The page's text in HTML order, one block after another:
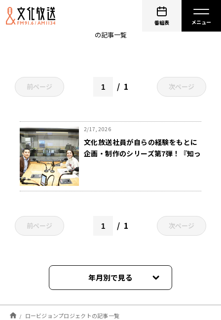
番組表
ロービジョンプロジェクト
の記事一覧
前ページ 1 次ページ
2/17, 2026
文化放送社員が自らの経験をもとに
企画・制作のシリーズ第7弾！『知っ
前ページ 1 次ページ
年月別で見る
2026年02月
ロービジョンプロジェクトの記事一覧